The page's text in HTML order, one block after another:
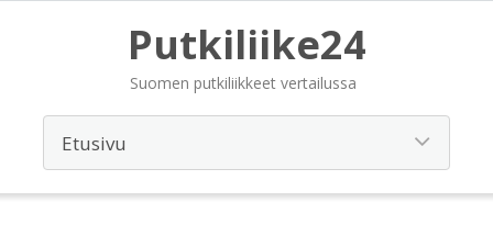
Putkiliike24
Suomen putkiliikkeet vertailussa